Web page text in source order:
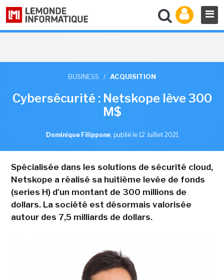
BUSINESS / ACQUISITION
Cybersécurité : Netskope lève 300
M$
Dominique Filippone, publié le 12 Juillet 2021
Spécialisée dans les solutions de sécurité cloud,
Netskope a réalisé sa huitième levée de fonds
(series H) d'un montant de 300 millions de
dollars. La société est désormais valorisée
autour des 7,5 milliards de dollars.